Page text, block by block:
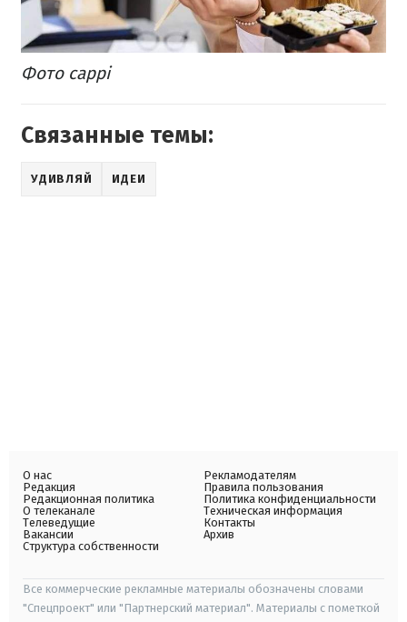
Фото cappi
Связанные темы:
УДИВЛЯЙ ИДЕИ
О нас
Редакция
Редакционная политика
О телеканале
Телеведущие
Вакансии
Структура собственности
Рекламодателям
Правила пользования
Политика конфиденциальности
Техническая информация
Контакты
Архив
Все коммерческие рекламные материалы обозначены словами
"Спецпроект" или "Партнерский материал". Материалы с пометкой